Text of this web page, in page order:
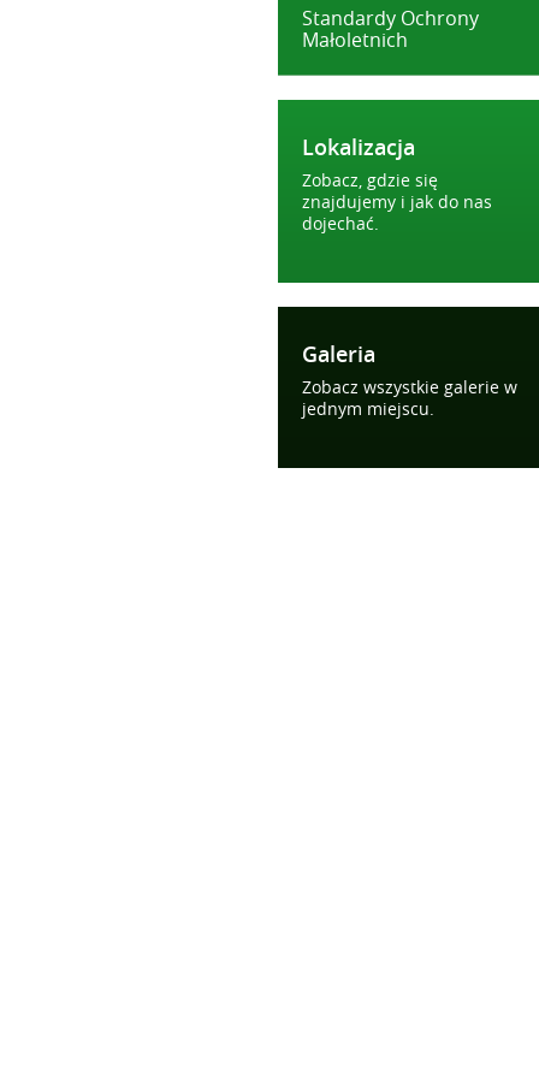
Standardy Ochrony
Małoletnich
Lokalizacja
Zobacz, gdzie się
znajdujemy i jak do nas
dojechać.
Galeria
Zobacz wszystkie galerie w
jednym miejscu.